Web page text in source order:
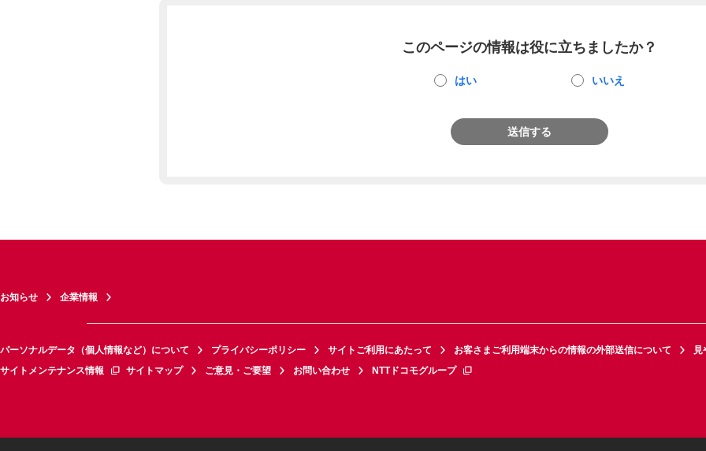
このページの情報は役に立ちましたか？
はい いいえ
送信する
お知らせ 企業情報
パーソナルデータ（個人情報など）について プライバシーポリシー サイトご利用にあたって お客さまご利用端末からの情報の外部送信について
見
サイトメンテナンス情報
サイトマップ ご意見・ご要望 お問い合わせ NTTドコモグループ